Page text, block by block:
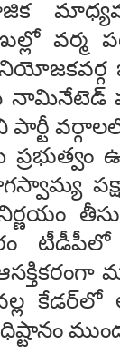
వర్మ
నామినేటెడ్